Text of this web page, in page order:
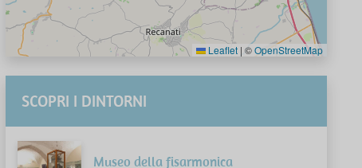
Leaflet | ©OpenStreetMap
SCOPRI I DINTORNI
Museo della fisarmonica